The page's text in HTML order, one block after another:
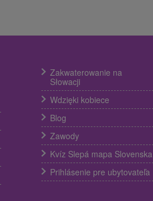
Zakwaterowanie na
Słowacji
Wdzięki kobiece
Blog
Zawody
Kvíz Slepá mapa Slovenska
Prihlásenie pre ubytovateľa